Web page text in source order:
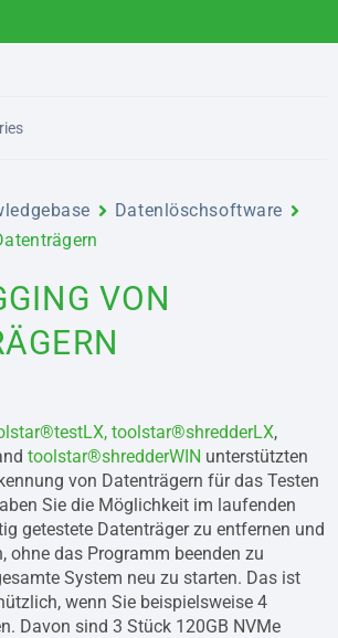
Datenlöschsoftware
VON
toolstar®shredderLX,
toolstar®shredderWIN unterstützten
von Datenträgern für das Testen
Sie die Möglichkeit im laufenden
getestete Datenträger zu entfernen und
ohne das Programm beenden zu
System neu zu starten. Das ist
wenn Sie beispielsweise 4
Davon sind 3 Stück 120GB NVMe